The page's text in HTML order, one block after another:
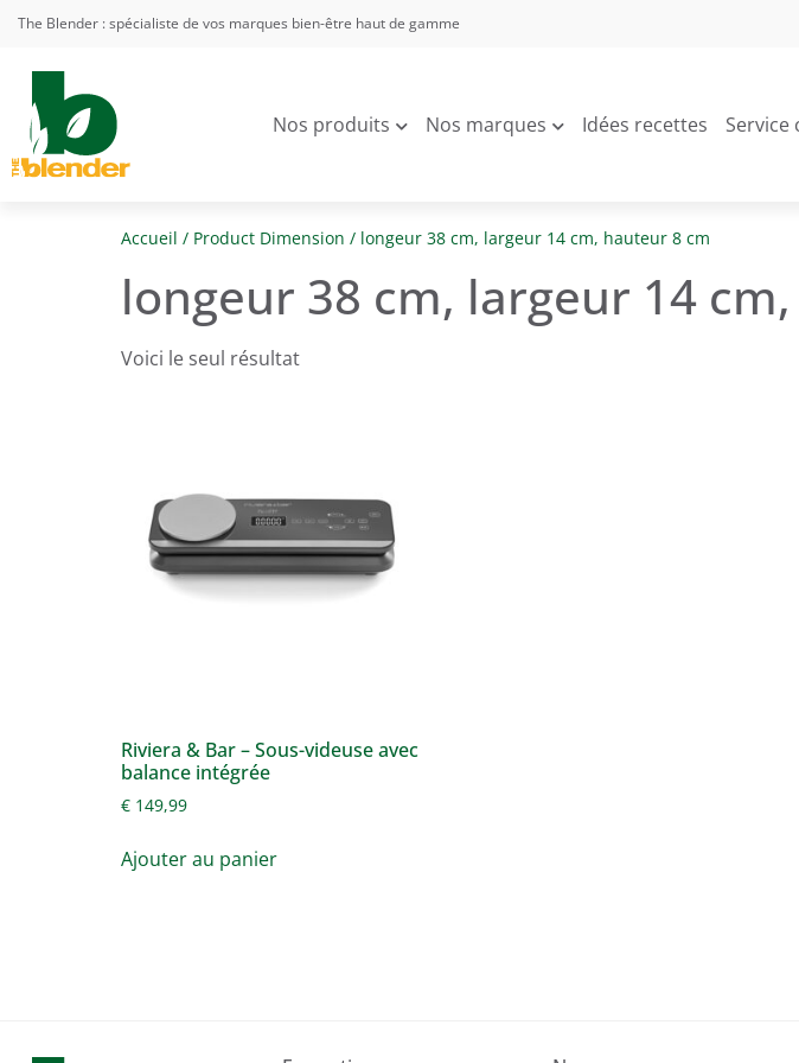
The Blender : spécialiste de vos marques bien-être haut de gamme
Nos produits Nos marques Idées recettes Service
Accueil / Product Dimension / longeur 38 cm, largeur 14 cm, hauteur 8 cm
longeur 38 cm, largeur 14
Voici le seul résultat
Riviera & Bar – Sous-videuse avec
balance intégrée
€ 149,99
Ajouter au panier